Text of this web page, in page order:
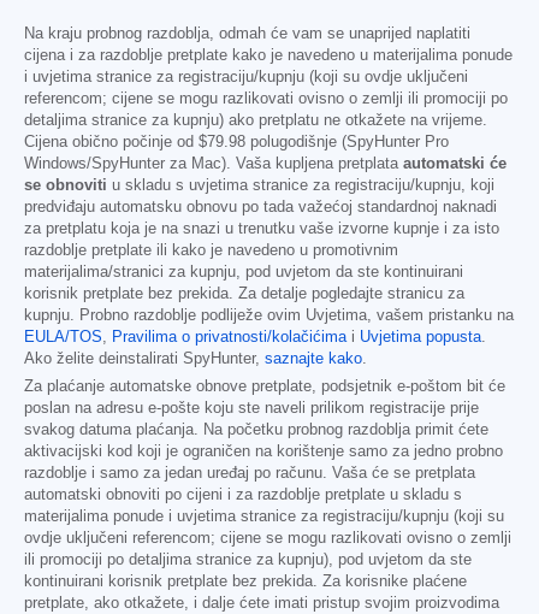
Na kraju probnog razdoblja, odmah će vam se unaprijed naplatiti
cijena i za razdoblje pretplate kako je navedeno u materijalima ponude
i uvjetima stranice za registraciju/kupnju (koji su ovdje uključeni
referencom; cijene se mogu razlikovati ovisno o zemlji ili promociji po
detaljima stranice za kupnju) ako pretplatu ne otkažete na vrijeme.
Cijena obično počinje od $79.98 polugodišnje (SpyHunter Pro
Windows/SpyHunter za Mac). Vaša kupljena pretplata automatski će
se obnoviti u skladu s uvjetima stranice za registraciju/kupnju, koji
predviđaju automatsku obnovu po tada važećoj standardnoj naknadi
za pretplatu koja je na snazi u trenutku vaše izvorne kupnje i za isto
razdoblje pretplate ili kako je navedeno u promotivnim
materijalima/stranici za kupnju, pod uvjetom da ste kontinuirani
korisnik pretplate bez prekida. Za detalje pogledajte stranicu za
kupnju. Probno razdoblje podliježe ovim Uvjetima, vašem pristanku na
EULA/TOS
Pravilima o privatnosti/kolačićima i Uvjetima popusta
Ako želite deinstalirati SpyHunter, saznajte kako
Za plaćanje automatske obnove pretplate, podsjetnik e-poštom bit će
poslan na adresu e-pošte koju ste naveli prilikom registracije prije
svakog datuma plaćanja. Na početku probnog razdoblja primit ćete
aktivacijski kod koji je ograničen na korištenje samo za jedno probno
razdoblje i samo za jedan uređaj po računu. Vaša će se pretplata
automatski obnoviti po cijeni i za razdoblje pretplate u skladu s
materijalima ponude i uvjetima stranice za registraciju/kupnju (koji su
ovdje uključeni referencom; cijene se mogu razlikovati ovisno o zemlji
ili promociji po detaljima stranice za kupnju), pod uvjetom da ste
kontinuirani korisnik pretplate bez prekida. Za korisnike plaćene
pretplate, ako otkažete, i dalje ćete imati pristup svojim proizvodima